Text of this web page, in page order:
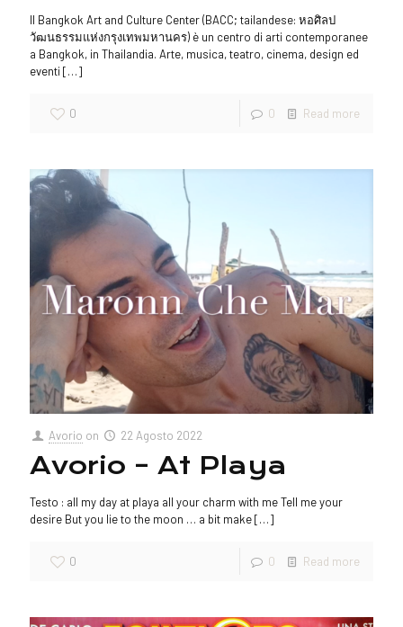
Il Bangkok Art and Culture Center (BACC; tailandese: หอศิลป
วัฒนธรรมแห่งกรุงเทพมหานคร) è un centro di arti contemporanee
a Bangkok, in Thailandia. Arte, musica, teatro, cinema, design ed
eventi […]
0 0 Read more
Avorio on 22 Agosto 2022
Avorio – At Playa
Testo : all my day at playa all your charm with me Tell me your
desire But you lie to the moon … a bit make[…]
0 0 Read more